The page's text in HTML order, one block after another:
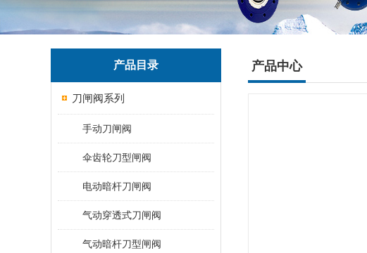
产品目录
刀闸阀系列
手动刀闸阀
伞齿轮刀型闸阀
电动暗杆刀闸阀
气动穿透式刀闸阀
气动暗杆刀型闸阀
产品中心